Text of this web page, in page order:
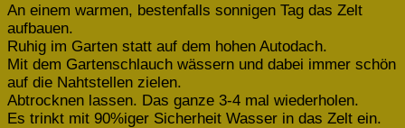
An einem warmen, bestenfalls sonnigen Tag das Zelt
aufbauen.
Ruhig im Garten statt auf dem hohen Autodach.
Mit dem Gartenschlauch wässern und dabei immer schön
auf die Nahtstellen zielen.
Abtrocknen lassen. Das ganze 3-4 mal wiederholen.
Es trinkt mit 90%iger Sicherheit Wasser in das Zelt ein.